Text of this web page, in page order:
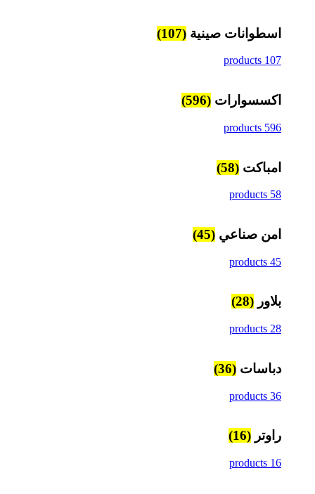
اسطوانات صينية (107)
107 products
اكسسوارات (596)
596 products
امباكت (58)
58 products
امن صناعي (45)
45 products
بلاور (28)
28 products
دباسات (36)
36 products
راوتر (16)
16 products